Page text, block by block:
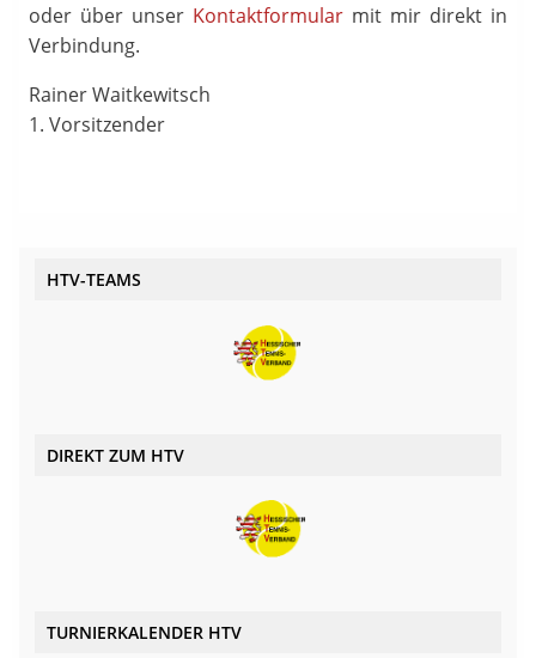
oder über unser Kontaktformular mit mir direkt in
Verbindung.
Rainer Waitkewitsch
1. Vorsitzender
HTV-TEAMS
DIREKT ZUM HTV
TURNIERKALENDER HTV